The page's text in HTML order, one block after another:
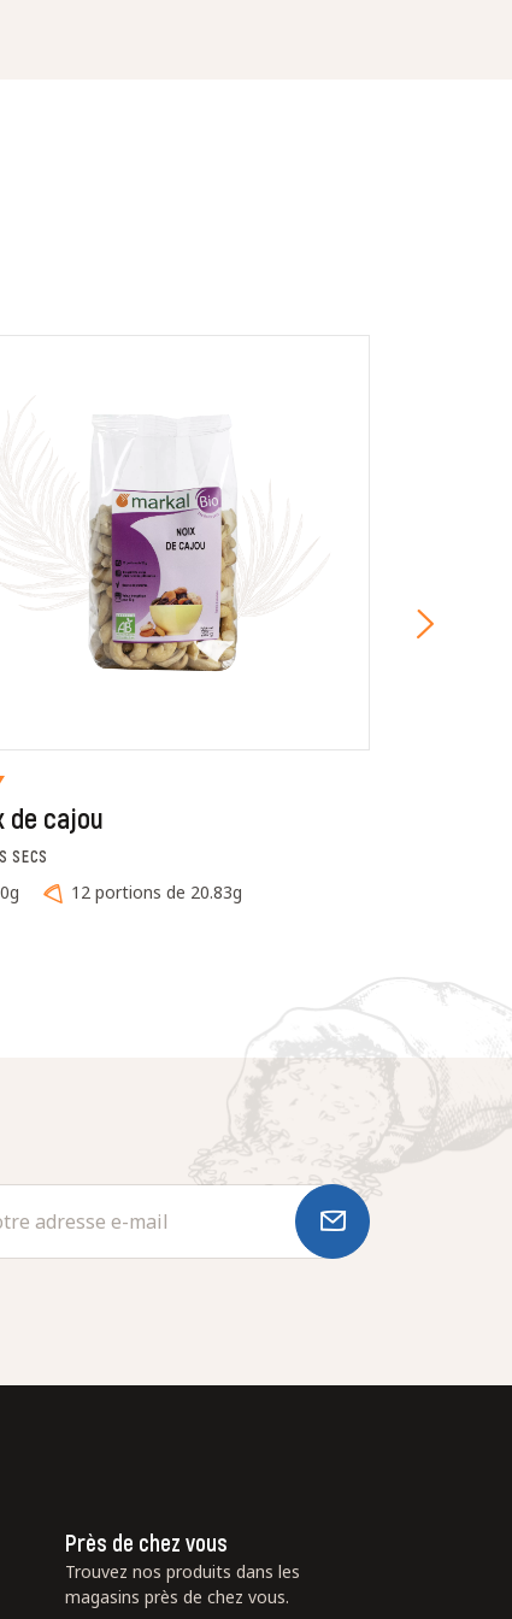
afficher le nom saisi, la note et le
des mentions légales. *
de cajou
SECS
12 portions de 20.83g
Près de chez vous
Trouvez nos produits dans les
magasins près de chez vous.